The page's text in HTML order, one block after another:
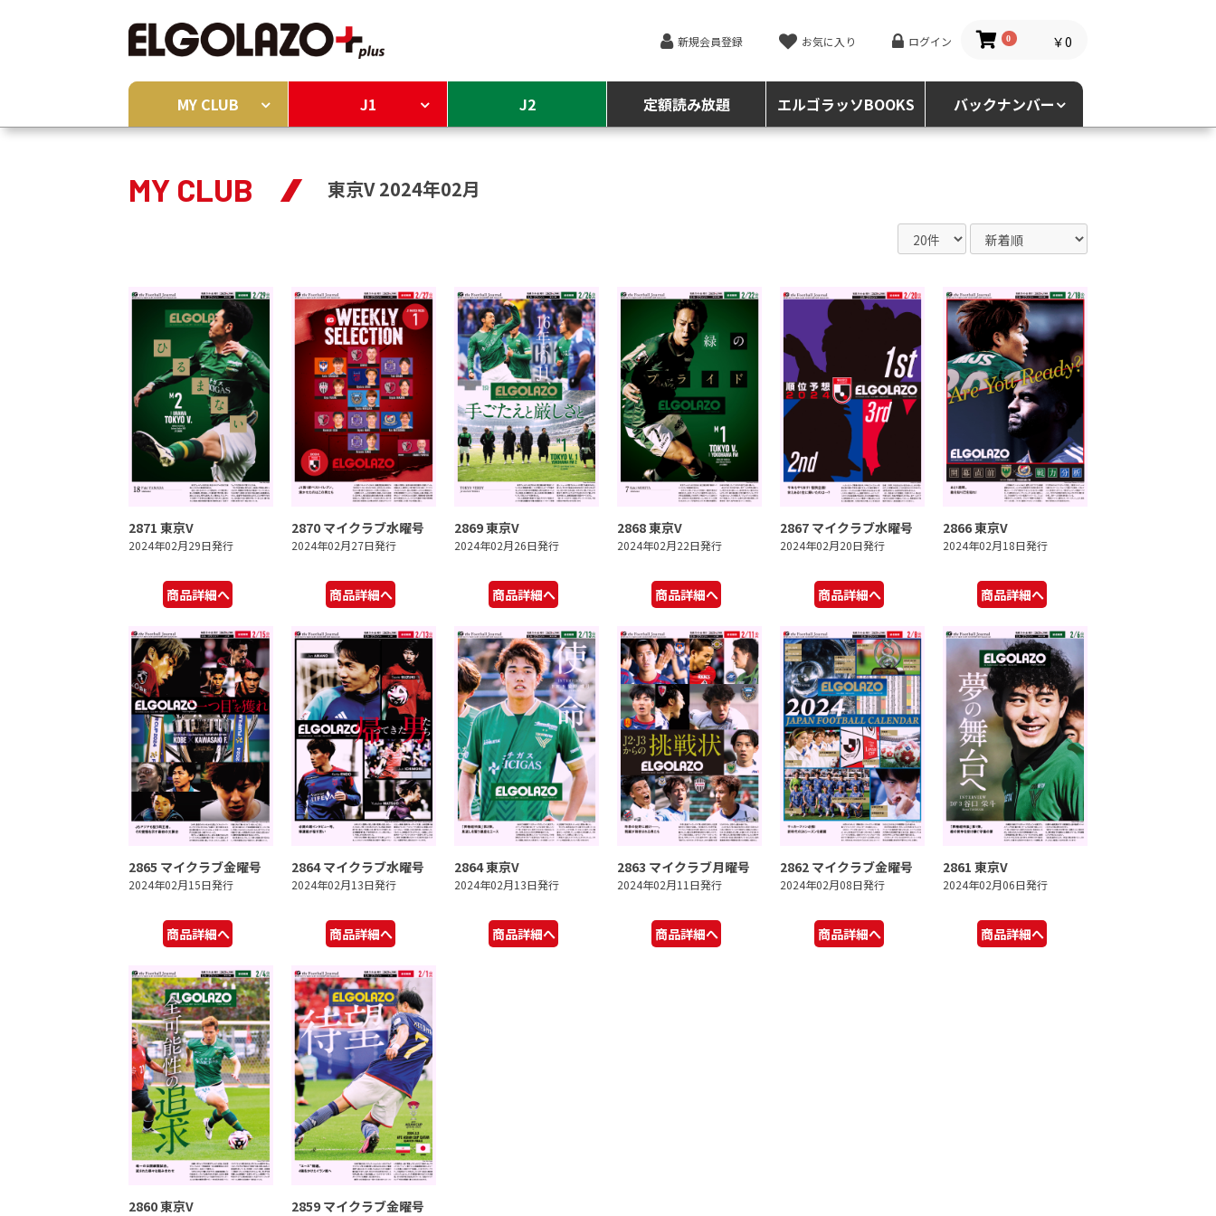
新規会員登録 お気に入り ログイン 0 ￥0
MY CLUB J1 J2 定額読み放題 エルゴラッソBOOKS バックナンバー
MY CLUB 東京V 2024年02月
2871 東京V
2024年02月29日発行
商品詳細へ
2870 マイクラブ水曜号
2024年02月27日発行
商品詳細へ
2869 東京V
2024年02月26日発行
商品詳細へ
2868 東京V
2024年02月22日発行
商品詳細へ
2867 マイクラブ水曜号
2024年02月20日発行
商品詳細へ
2866 東京V
2024年02月18日発行
商品詳細へ
2865 マイクラブ金曜号
2024年02月15日発行
商品詳細へ
2864 マイクラブ水曜号
2024年02月13日発行
商品詳細へ
2864 東京V
2024年02月13日発行
商品詳細へ
2863 マイクラブ月曜号
2024年02月11日発行
商品詳細へ
2862 マイクラブ金曜号
2024年02月08日発行
商品詳細へ
2861 東京V
2024年02月06日発行
商品詳細へ
2860 東京V 2859 マイクラブ金曜号